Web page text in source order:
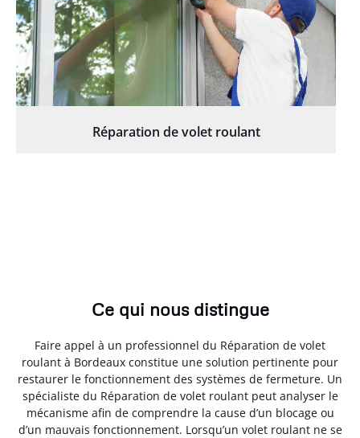
Réparation de volet roulant
Ce qui nous distingue
Faire appel à un professionnel du Réparation de volet
roulant à Bordeaux constitue une solution pertinente pour
restaurer le fonctionnement des systèmes de fermeture. Un
spécialiste du Réparation de volet roulant peut analyser le
mécanisme afin de comprendre la cause d’un blocage ou
d’un mauvais fonctionnement. Lorsqu’un volet roulant ne se